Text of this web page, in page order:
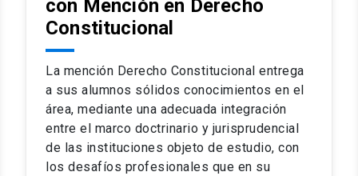
del programa hasta 8 semestres. Los alumnos que
complejo y sofisticado ejercicio profesional. La
de nuestros alumnos, tanto nacionales como
especialmente orientado a las necesidades de la
lectivos, seminarios de casos y actualización de
en los problemas legales más complejos.
perfeccionamiento en los conocimientos del área, tanto
compleja de los problemas que enfrenta nuestra
académico como en lo profesional, haciéndote
con Mención en Derecho
Constitucional
La mención Derecho Constitucional entrega
a sus alumnos sólidos conocimientos en el
área, mediante una adecuada integración
entre el marco doctrinario y jurisprudencial
de las instituciones objeto de estudio, con
los desafíos profesionales que en su